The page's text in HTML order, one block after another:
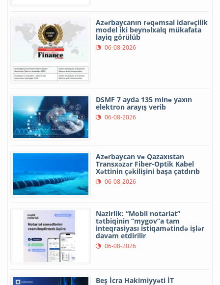
Azərbaycanın rəqəmsal idarəçilik
model iki beynəlxalq mükafata
layiq görülüb
06-08-2026
DSMF 7 ayda 135 minə yaxın
elektron arayış verib
06-08-2026
Azərbaycan və Qazaxıstan
Transxəzər Fiber-Optik Kabel
Xəttinin çəkilişini başa çatdırıb
06-08-2026
Nazirlik: “Mobil notariat”
tətbiqinin “mygov”a tam
inteqrasiyası istiqamətində işlər
davam etdirilir
06-08-2026
Beş İcra Hakimiyyəti İT